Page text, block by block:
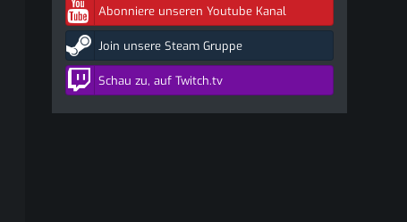
Abonniere unseren Youtube Kanal
Join unsere Steam Gruppe
Schau zu, auf Twitch.tv